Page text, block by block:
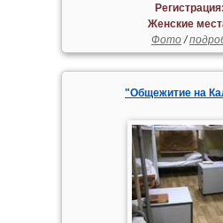
Регистрация:
Женские
Фото/
"Общежитие на